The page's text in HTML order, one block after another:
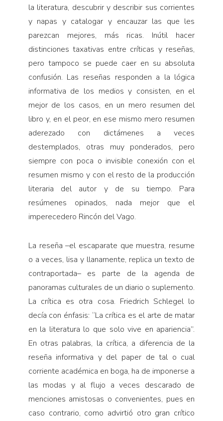
la literatura, descubrir y describir sus corrientes
y napas y catalogar y encauzar las que les
parezcan mejores, más ricas. Inútil hacer
distinciones taxativas entre críticas y reseñas,
pero tampoco se puede caer en su absoluta
confusión. Las reseñas responden a la lógica
informativa de los medios y consisten, en el
mejor de los casos, en un mero resumen del
libro y, en el peor, en ese mismo mero resumen
aderezado con dictámenes a veces
destemplados, otras muy ponderados, pero
siempre con poca o invisible conexión con el
resumen mismo y con el resto de la producción
literaria del autor y de su tiempo. Para
resúmenes opinados, nada mejor que el
imperecedero Rincón del Vago.
La reseña –el escaparate que muestra, resume
o a veces, lisa y llanamente, replica un texto de
contraportada– es parte de la agenda de
panoramas culturales de un diario o suplemento.
La crítica es otra cosa. Friedrich Schlegel lo
decía con énfasis: “La crítica es el arte de matar
en la literatura lo que solo vive en apariencia”.
En otras palabras, la crítica, a diferencia de la
reseña informativa y del paper de tal o cual
corriente académica en boga, ha de imponerse a
las modas y al flujo a veces descarado de
menciones amistosas o convenientes, pues en
caso contrario, como advirtió otro gran crítico